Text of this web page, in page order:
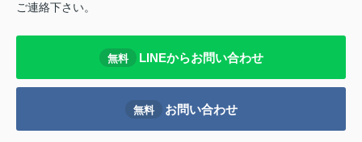
ご連絡下さい。
無料 LINEからお問い合わせ
無料 お問い合わせ